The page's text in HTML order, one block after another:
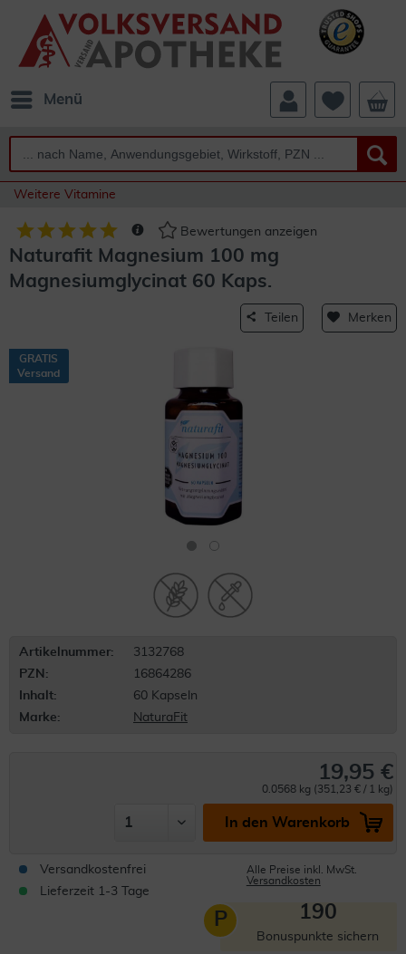
Menü
Weitere Vitamine
Bewertungen anzeigen
Naturafit Magnesium 100 mg
Magnesiumglycinat 60 Kaps.
Teilen Merken
GRATIS
Versand
Artikelnummer:
3132768
PZN:
16864286
Inhalt:
60 Kapseln
Marke:
NaturaFit
19,95 €
0.0568 kg (351,23 € / 1 kg)
In den Warenkorb
Versandkostenfrei
Lieferzeit 1-3 Tage
Alle Preise inkl. MwSt.
Versandkosten
P 190
Bonuspunkte sichern